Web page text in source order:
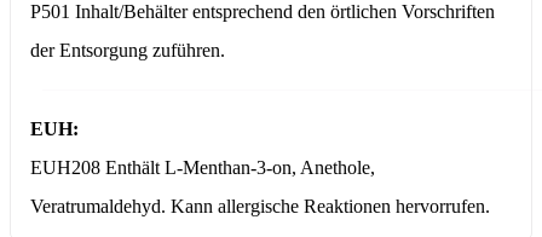
P501 Inhalt/Behälter entsprechend den örtlichen Vorschriften
der Entsorgung zuführen.
EUH:
EUH208 Enthält L-Menthan-3-on, Anethole,
Veratrumaldehyd. Kann allergische Reaktionen hervorrufen.